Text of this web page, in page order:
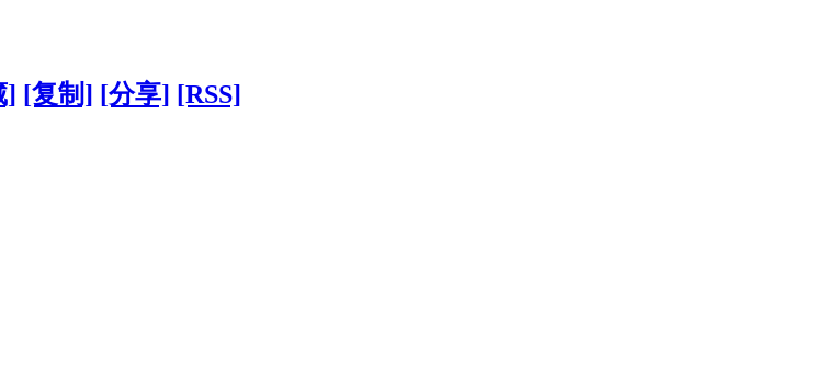
] [复制] [分享] [RSS]